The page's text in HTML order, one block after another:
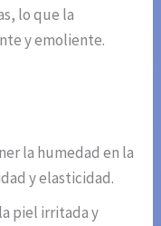
lo que la
y emoliente.
la humedad en la
y elasticidad.
piel irritada y